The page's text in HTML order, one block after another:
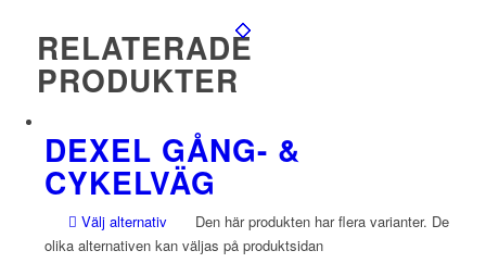
RELATERADE
PRODUKTER
DEXEL GÅNG- &
CYKELVÄG
Välj alternativ
Den här produkten har flera varianter. De
olika alternativen kan väljas på produktsidan